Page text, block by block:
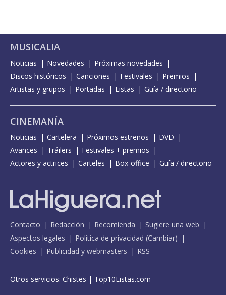
MUSICALIA
Noticias Novedades
Próximas novedades
Discos históricos
Canciones Festivales
Premios
Artistas y grupos
Portadas Listas Guía / directorio
CINEMANÍA
Noticias Cartelera Próximos estrenos
DVD
Avances
Tráilers
Festivales + premios
Actores y actrices
Carteles Box-office Guía / directorio
Contacto Redacción Recomienda
Sugiere una web
Aspectos legales
Política de privacidad (Cambiar)
Cookies
Publicidad y webmasters RSS
Otros servicios: Chistes | Top10Listas.com